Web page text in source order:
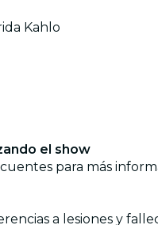
Kahlo
el show
para más
a lesiones y